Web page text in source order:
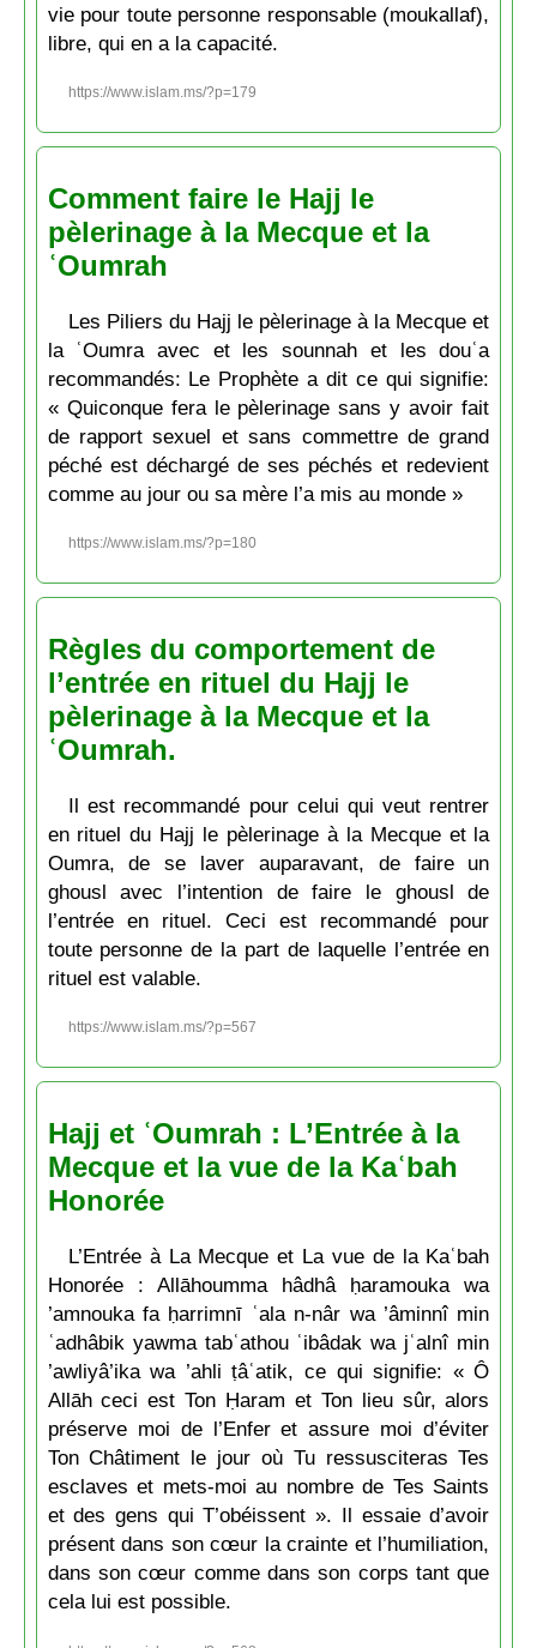
vie pour toute personne responsable (moukallaf),
libre, qui en a la capacité.
https://www.islam.ms/?p=179
Comment faire le Hajj le
pèlerinage à la Mecque et la
ʿOumrah
Les Piliers du Hajj le pèlerinage à la Mecque et
la ʿOumra avec et les sounnah et les douʿa
recommandés: Le Prophète a dit ce qui signifie:
« Quiconque fera le pèlerinage sans y avoir fait
de rapport sexuel et sans commettre de grand
péché est déchargé de ses péchés et redevient
comme au jour ou sa mère l’a mis au monde »
https://www.islam.ms/?p=180
Règles du comportement de
l’entrée en rituel du Hajj le
pèlerinage à la Mecque et la
ʿOumrah.
Il est recommandé pour celui qui veut rentrer
en rituel du Hajj le pèlerinage à la Mecque et la
Oumra, de se laver auparavant, de faire un
ghousl avec l’intention de faire le ghousl de
l’entrée en rituel. Ceci est recommandé pour
toute personne de la part de laquelle l’entrée en
rituel est valable.
https://www.islam.ms/?p=567
Hajj et ʿOumrah : L’Entrée à la
Mecque et la vue de la Kaʿbah
Honorée
L’Entrée à La Mecque et La vue de la Kaʿbah
Honorée : Allāhoumma hâdhâ ḥaramouka wa
’amnouka fa ḥarrimnī ʿala n-nâr wa ’âminnî min
ʿadhâbik yawma tabʿathou ʿibâdak wa jʿalnî min
’awliyâ’ika wa ’ahli ṭâʿatik, ce qui signifie: « Ô
Allāh ceci est Ton Ḥaram et Ton lieu sûr, alors
préserve moi de l’Enfer et assure moi d’éviter
Ton Châtiment le jour où Tu ressusciteras Tes
esclaves et mets-moi au nombre de Tes Saints
et des gens qui T’obéissent ». Il essaie d’avoir
présent dans son cœur la crainte et l’humiliation,
dans son cœur comme dans son corps tant que
cela lui est possible.